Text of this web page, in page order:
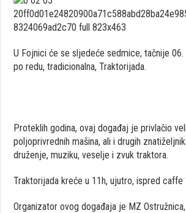
U Fojnici će se sljedeće sedmice, tačnije
po redu, tradicionalna, Traktorijada.
Proteklih godina, ovaj događaj je privlačio
poljoprivrednih mašina, ali i drugih
druženje, muziku, veselje i zvuk traktora.
Traktorijada kreće u 11h, ujutro, ispred caffe
Organizator ovog događaja je MZ